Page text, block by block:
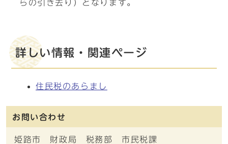
らの引き去り）となります。
詳しい情報・関連ページ
住民税のあらまし
お問い合わせ
姫路市 財政局 税務部 市民税課